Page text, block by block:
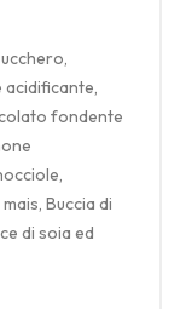
acidificante,
fondente
Buccia di
di soia ed